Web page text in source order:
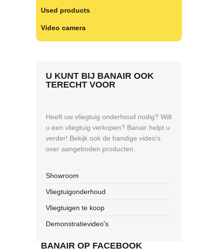
Used products
Video camera
U KUNT BIJ BANAIR OOK
TERECHT VOOR
Heeft uw vliegtuig onderhoud nodig? Wilt
u een vliegtuig verkopen? Banair helpt u
verder! Bekijk ook de handige video's
over aangeboden producten.
Showroom
Vliegtuigonderhoud
Vliegtuigen te koop
Demonstratievideo's
BANAIR OP FACEBOOK